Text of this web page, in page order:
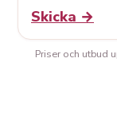
Skicka →
Priser och utbud